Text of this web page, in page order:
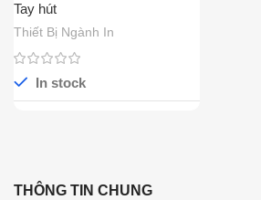
Tay hút
Thiết Bị Ngành In
In stock
THÔNG TIN CHUNG